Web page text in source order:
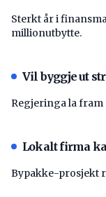
Sterkt år i
millionutbytte.
Vil byggje ut
Regjeringa la
Lokalt firma
Bypakke-prosjekt